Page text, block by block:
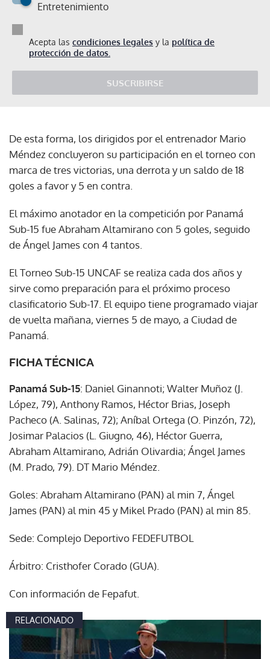
Entretenimiento
Acepta las condiciones legales y la política de
protección de datos.
SUSCRIBIRSE
De esta forma, los dirigidos por el entrenador Mario
Méndez concluyeron su participación en el torneo con
marca de tres victorias, una derrota y un saldo de 18
goles a favor y 5 en contra.
El máximo anotador en la competición por Panamá
Sub-15 fue Abraham Altamirano con 5 goles, seguido
de Ángel James con 4 tantos.
El Torneo Sub-15 UNCAF se realiza cada dos años y
sirve como preparación para el próximo proceso
clasificatorio Sub-17. El equipo tiene programado viajar
de vuelta mañana, viernes 5 de mayo, a Ciudad de
Panamá.
FICHA TÉCNICA
Panamá Sub-15: Daniel Ginannoti; Walter Muñoz (J.
López, 79), Anthony Ramos, Héctor Brias, Joseph
Pacheco (A. Salinas, 72); Aníbal Ortega (O. Pinzón, 72),
Josimar Palacios (L. Giugno, 46), Héctor Guerra,
Abraham Altamirano, Adrián Olivardia; Ángel James
(M. Prado, 79). DT Mario Méndez.
Goles: Abraham Altamirano (PAN) al min 7, Ángel
James (PAN) al min 45 y Mikel Prado (PAN) al min 85.
Sede: Complejo Deportivo FEDEFUTBOL
Árbitro: Cristhofer Corado (GUA).
Con información de Fepafut.
RELACIONADO